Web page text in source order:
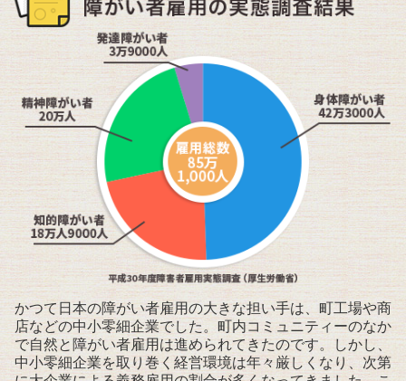
かつて日本の障がい者雇用の大きな担い手は、町工場や商
店などの中小零細企業でした。町内コミュニティーのなか
で自然と障がい者雇用は進められてきたのです。しかし、
中小零細企業を取り巻く経営環境は年々厳しくなり、次第